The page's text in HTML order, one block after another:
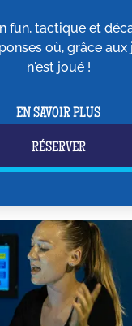
fun, tactique et
où, grâce aux
n'est joué !
EN SAVOIR PLUS
RÉSERVER